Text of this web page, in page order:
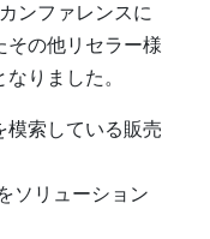
ンファレンスに
その他リセラー様
りました。
模索している販売
ソリューション